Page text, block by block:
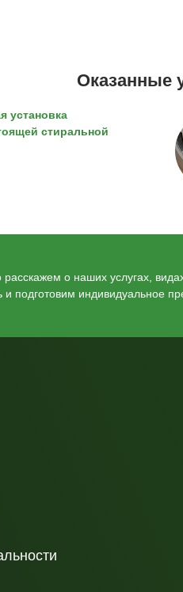
Оказанные
установка
стиральной
о наших услугах,
и подготовим индивидуальное